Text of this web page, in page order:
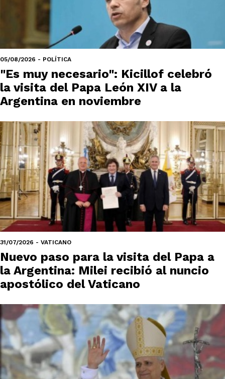
05/08/2026 - POLÍTICA
"Es muy necesario": Kicillof celebró
la visita del Papa León XIV a la
Argentina en noviembre
31/07/2026 - VATICANO
Nuevo paso para la visita del Papa a
la Argentina: Milei recibió al nuncio
apostólico del Vaticano